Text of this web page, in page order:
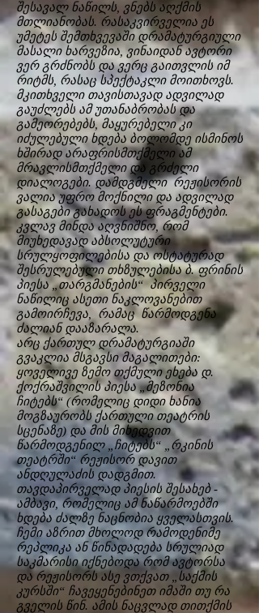
შესავალ ნაწილს, ვნებს აღქმის
მთლიანობას. რასაკვირველია ეს
უმეტეს შემთხვევაში დრამატურგიული
მასალი ხარვეზია, ვინაიდან ავტორი
ვერ გრძნობს და ვერც გაითვლის იმ
რიტმს, რასაც სპექტაკლი მოითხოვს.
მკითხველი თავისთავად ადვილად
გაუძლებს ამ უთანაბრობას და
გამეორებებს, მაყურებელი კი
იძულებული ხდება ბოლომდე ისმინოს
ხშირად არაფრისმთქმელი ამ
მრავლისმთქმელი და გრძელი
დიალოგები. დამდგმელი რეჟისორის
ვალია უფრო მოქნილი და ადვილად
გასაგები გახადოს ეს ფრაგმენტები.
კვლავ მინდა აღვნიშნო, რომ
მიუხედავად აბსოლუტური
სრულყოფილებისა და ოსტატურად
შესრულებული თხზულებისა ბ. ფრინის
პიესა „თარგმანების“ პირველი
ნაწილიც ასეთი ნაკლოვანებით
გამოირჩევა, რამაც წარმოდგენა
ძალიან დააზარალა.
არც ქართულ დრამატურგიაში
გვაკლია მსგავსი მაგალითები:
ყოველივე ზემო თქმული ეხება დ.
ქოქრაშვილის პიესა „მეზონია
ჩიტებს“ (რომელიც დიდი ხანია
მოგზაურობს ქართული თეატრის
სცენაზე) და მის მიხედვით
წარმოდგენილ „ჩიტებს“ „რკინის
თეატრში“ რეჟისორ დავით
ანდღულაძის დადგმით.
თავდაპირველად პიესის შესახებ -
ამბავი, რომელიც ამ ნაწარმოებში
ხდება ძალზე ნაცნობია ყველასთვის.
ჩემი აზრით მხოლოდ რამოდენიმე
რეპლიკა ან წინადადება სრულიად
საკმარისი იქნებოდა რომ ავტორსა
და რეჟისორს ასე ვთქვათ „საქმის
კურსში“ ჩავეყენებინეთ იმაში თუ რა
გველის წინ. ამის ნაცვლად თითქმის